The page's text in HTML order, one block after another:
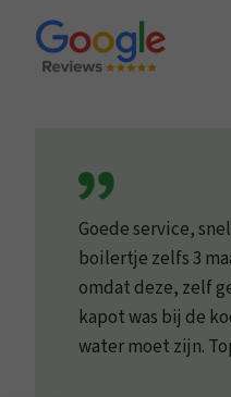
Goede service,
boilertje zelfs 3
omdat deze, zelf
kapot was bij de
water moet zijn.